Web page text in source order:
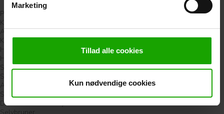
Marketing
Tillad alle cookies
Kun nødvendige cookies
Produkter
Kategorier
Ansigtspleje
Kropspleje
Håndpleje
Hårpleje
Solpleje
Solcreme
Aftersun
Selvbruner
Derma Pre-tan Body Scrub